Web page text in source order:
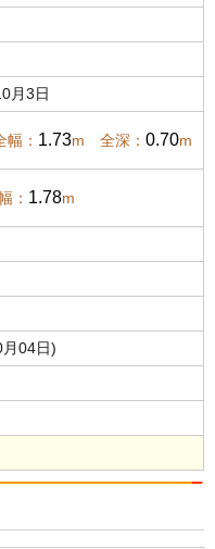
月3日
： 1.73m 全深： 0.70m
： 1.78m
04日)